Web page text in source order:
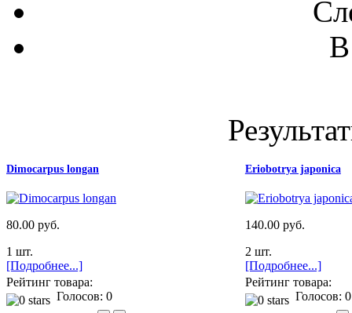
Dimocarpus longan
80.00 руб.
1 шт.
[Подробнее...]
Рейтинг товара:
Голосов: 0
Eriobotrya japonica
140.00 руб.
2 шт.
[Подробнее...]
Рейтинг товара:
Голосов: 0